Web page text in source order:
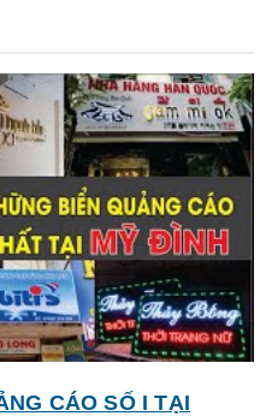
CÁO SỐ I TẠI